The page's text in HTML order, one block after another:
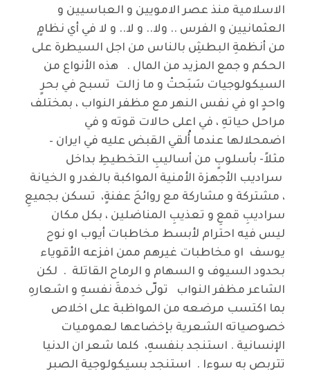
الاسلامية منذ عصر الامويين و العباسيين و
العثمانيين و الفرس .. ولا.. و لا.. و لا في أي نظامٍ
من أنظمةِ البطشِ بالناس من اجل السيطرة على
الحكم و جمع المزيد من المال . هذه الأنواع من
السيكولوجيات سَبَحتْ و ما زالت تسبح في بحرٍ
واحدٍ او في نفس النهر مع مظفر النواب ، بمختلف
مراحل حياتهِ ، في اعلى حالات قوته و في
اضمحلالها عندما أُلقي القبض عليه في ايران –
مثلاً- بأسلوبٍ من أساليبِ التخطيطِ بداخل
سراديب الأجهزة الأمنية المواكبة بالغدر و الخيانة
، مشتركة و مشاركة مع روائحَ عفنةٍ، تسكن بجميعِ
سراديبِ قمعِ و تعذيبِ المناضلين ، بكل مكان
ليس فيه احترام لأبسط مخاطبات أيوب او نوح
يوسف او مخاطبات غيرهم ممن افزعه الأقوياء
بحدود السيوف و السهام و الرماح القاتلة . لكن
الشاعر مظفر النواب تولّى خدمةَ نفسهِ و اشعارهِ
بما اكتسب مرضعه من المواظبة على اخلاص
خصوصياته الشعرية بإخضاعها لعموميات
الإنسانية . استنجد بنفسهِ، كلما شعر ان الدنيا
تتربص به سوءا . استنجد بسيكولوجية الصبر